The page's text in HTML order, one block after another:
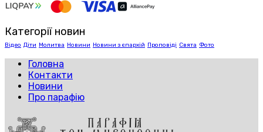
Категорії новин
Відео Діти Молитва Новини Новини з єпархій Проповіді Свята Фото
Головна
Контакти
Новини
Про парафію